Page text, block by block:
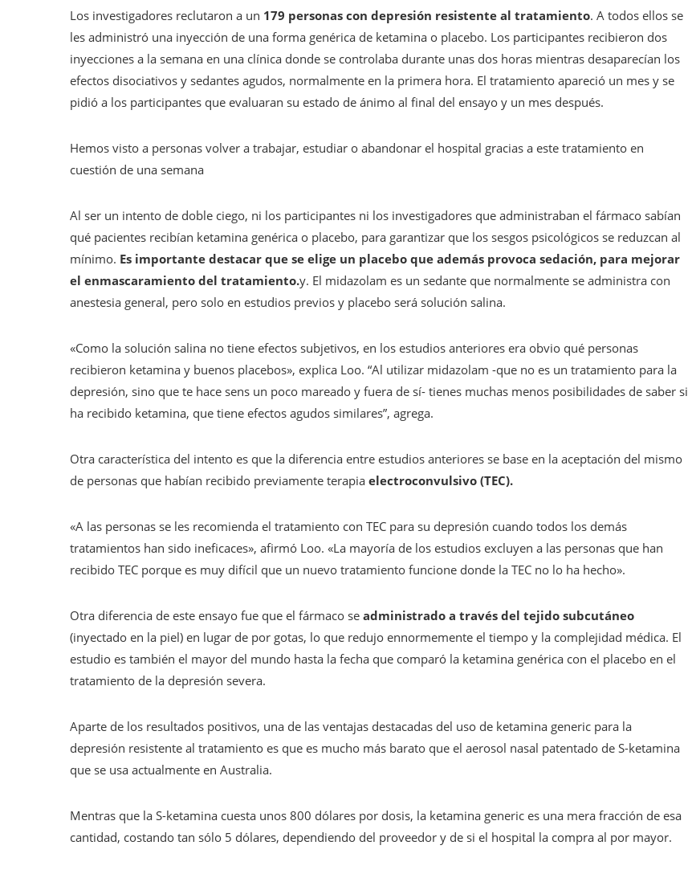
Los investigadores reclutaron a un 179 personas con depresión resistente al tratamiento. A todos ellos se
les administró una inyección de una forma genérica de ketamina o placebo. Los participantes recibieron dos
inyecciones a la semana en una clínica donde se controlaba durante unas dos horas mientras desaparecían los
efectos disociativos y sedantes agudos, normalmente en la primera hora. El tratamiento apareció un mes y se
pidió a los participantes que evaluaran su estado de ánimo al final del ensayo y un mes después.
Hemos visto a personas volver a trabajar, estudiar o abandonar el hospital gracias a este tratamiento en
cuestión de una semana
Al ser un intento de doble ciego, ni los participantes ni los investigadores que administraban el fármaco sabían
qué pacientes recibían ketamina genérica o placebo, para garantizar que los sesgos psicológicos se reduzcan al
mínimo. Es importante destacar que se elige un placebo que además provoca sedación, para mejorar
el enmascaramiento del tratamiento.y. El midazolam es un sedante que normalmente se administra con
anestesia general, pero solo en estudios previos y placebo será solución salina.
«Como la solución salina no tiene efectos subjetivos, en los estudios anteriores era obvio qué personas
recibieron ketamina y buenos placebos», explica Loo. “Al utilizar midazolam -que no es un tratamiento para la
depresión, sino que te hace sens un poco mareado y fuera de sí- tienes muchas menos posibilidades de saber si
ha recibido ketamina, que tiene efectos agudos similares”, agrega.
Otra característica del intento es que la diferencia entre estudios anteriores se base en la aceptación del mismo
de personas que habían recibido previamente terapia electroconvulsivo (TEC).
«A las personas se les recomienda el tratamiento con TEC para su depresión cuando todos los demás
tratamientos han sido ineficaces», afirmó Loo. «La mayoría de los estudios excluyen a las personas que han
recibido TEC porque es muy difícil que un nuevo tratamiento funcione donde la TEC no lo ha hecho».
Otra diferencia de este ensayo fue que el fármaco se administrado a través del tejido subcutáneo
(inyectado en la piel) en lugar de por gotas, lo que redujo ennormemente el tiempo y la complejidad médica. El
estudio es también el mayor del mundo hasta la fecha que comparó la ketamina genérica con el placebo en el
tratamiento de la depresión severa.
Aparte de los resultados positivos, una de las ventajas destacadas del uso de ketamina generic para la
depresión resistente al tratamiento es que es mucho más barato que el aerosol nasal patentado de S-ketamina
que se usa actualmente en Australia.
Mentras que la S-ketamina cuesta unos 800 dólares por dosis, la ketamina generic es una mera fracción de esa
cantidad, costando tan sólo 5 dólares, dependiendo del proveedor y de si el hospital la compra al por mayor.